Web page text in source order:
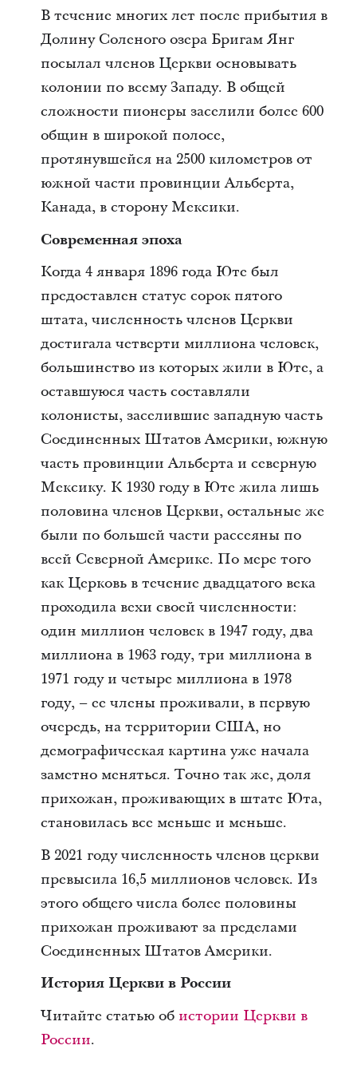
В течение многих лет после прибытия в
Долину Соленого озера Бригам Янг
посылал членов Церкви основывать
колонии по всему Западу. В общей
сложности пионеры заселили более 600
общин в широкой полосе,
протянувшейся на 2500 километров от
южной части провинции Альберта,
Канада, в сторону Мексики.
Современная эпоха
Когда 4 января 1896 года Юте был
предоставлен статус сорок пятого
штата, численность членов Церкви
достигала четверти миллиона человек,
большинство из которых жили в Юте, а
оставшуюся часть составляли
колонисты, заселившие западную часть
Соединенных Штатов Америки, южную
часть провинции Альберта и северную
Мексику. К 1930 году в Юте жила лишь
половина членов Церкви, остальные же
были по большей части рассеяны по
всей Северной Америке. По мере того
как Церковь в течение двадцатого века
проходила вехи своей численности:
один миллион человек в 1947 году, два
миллиона в 1963 году, три миллиона в
1971 году и четыре миллиона в 1978
году, – ее члены проживали, в первую
очередь, на территории США, но
демографическая картина уже начала
заметно меняться. Точно так же, доля
прихожан, проживающих в штате Юта,
становилась все меньше и меньше.
В 2021 году численность членов церкви
превысила 16,5 миллионов человек. Из
этого общего числа более половины
прихожан проживают за пределами
Соединенных Штатов Америки.
История Церкви в России
Читайте статью об истории Церкви в
России.